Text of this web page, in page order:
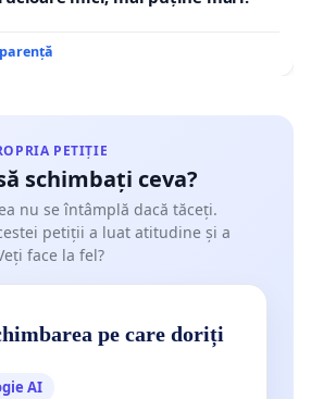
PETIȚIE
schimbați ceva?
nu se întâmplă dacă tăceți.
petiții a luat atitudine și a
face la fel?
pe care doriți
AI